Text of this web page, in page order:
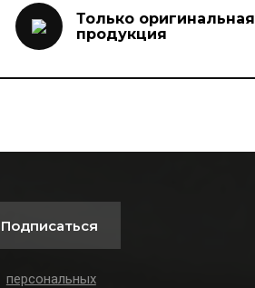
Только оригинальная
продукция
персональных
Подписаться